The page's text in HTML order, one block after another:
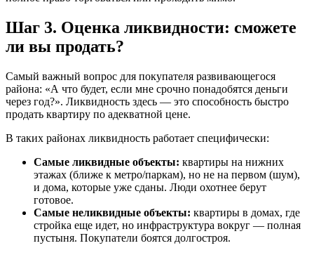
Шаг 3. Оценка ликвидности: сможете
ли вы продать?
Самый важный вопрос для покупателя развивающегося
района: «А что будет, если мне срочно понадобятся деньги
через год?». Ликвидность здесь — это способность быстро
продать квартиру по адекватной цене.
В таких районах ликвидность работает специфически:
Самые ликвидные объекты: квартиры на нижних
этажах (ближе к метро/паркам), но не на первом (шум),
и дома, которые уже сданы. Люди охотнее берут
готовое.
Самые неликвидные объекты: квартиры в домах, где
стройка еще идет, но инфраструктура вокруг — полная
пустыня. Покупатели боятся долгостроя.